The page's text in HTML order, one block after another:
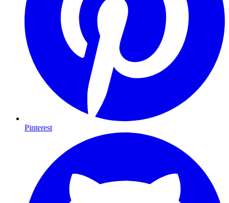
Pinterest